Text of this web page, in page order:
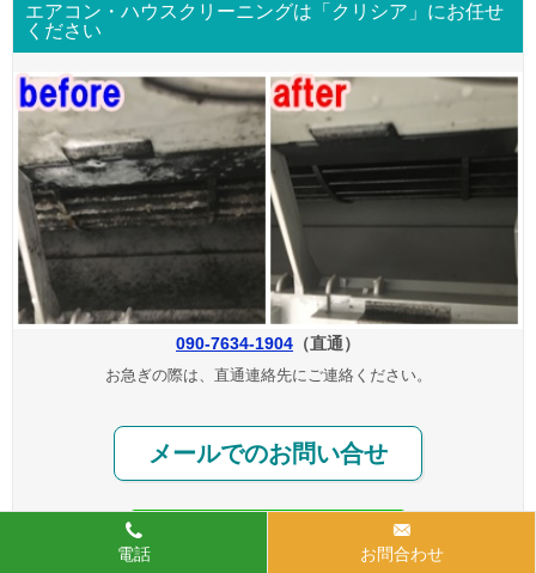
エアコン・ハウスクリーニングは「クリシア」にお任せ
ください
090-7634-1904 （直通）
お急ぎの際は、直通連絡先にご連絡ください。
メールでのお問い合せ
電話 お問合わせ